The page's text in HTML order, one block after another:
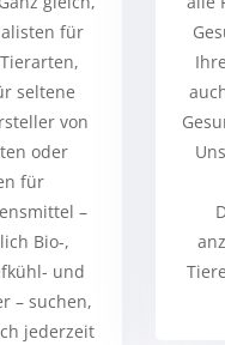
für
seltene
von
oder
für
–
Bio-,
und
– suchen,
jederzeit